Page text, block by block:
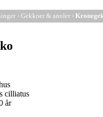
› Gekkoer & anoler ›
cilliatus
år